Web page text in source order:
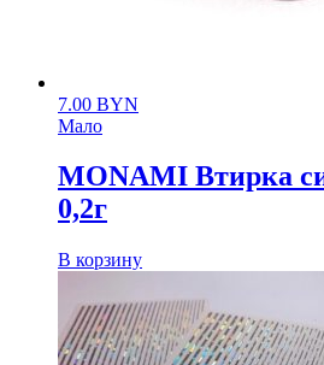
7.00 BYN
Мало
MONAMI Втирка
0,2г
В корзину